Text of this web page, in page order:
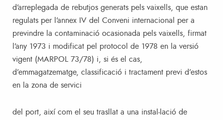
d’arreplegada de rebutjos generats pels vaixells, que estan
regulats per l’annex IV del Conveni internacional per a
previndre la contaminació ocasionada pels vaixells, firmat
l’any 1973 i modificat pel protocol de 1978 en la versió
vigent (MARPOL 73/78) i, si és el cas,
d’emmagatzematge, classificació i tractament previ d’estos
en la zona de servici
del port, així com el seu trasllat a una instal-lació de